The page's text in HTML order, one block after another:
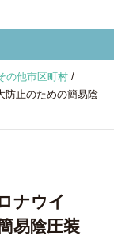
の他市区町村 /
防止のための簡易陰
ナウイ
易陰圧装